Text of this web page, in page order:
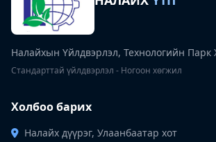
Налайхын Үйлдвэрлэл, Технологийн Парк
Стандарттай үйлдвэрлэл - Ногоон хөгжил
Холбоо барих
Налайх дүүрэг, Улаанбаатар хот